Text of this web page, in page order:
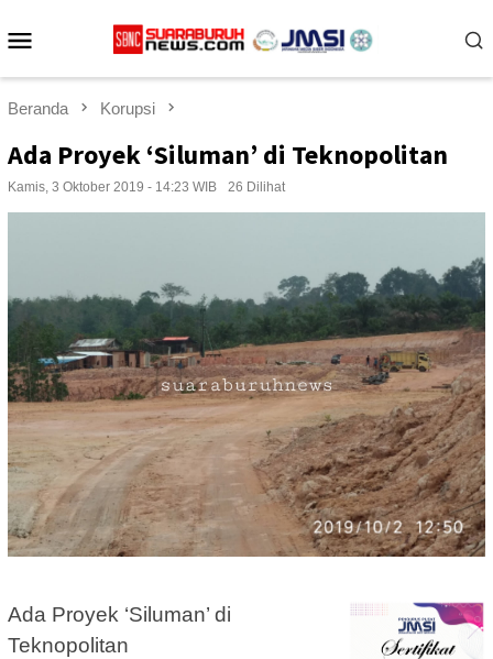
ke
Beranda Korupsi
Ada Proyek ‘Siluman’ di Teknopolitan
Kamis, 3 Oktober 2019 - 14:23 WIB 26 Dilihat
Ada Proyek ‘Siluman’ di
Teknopolitan